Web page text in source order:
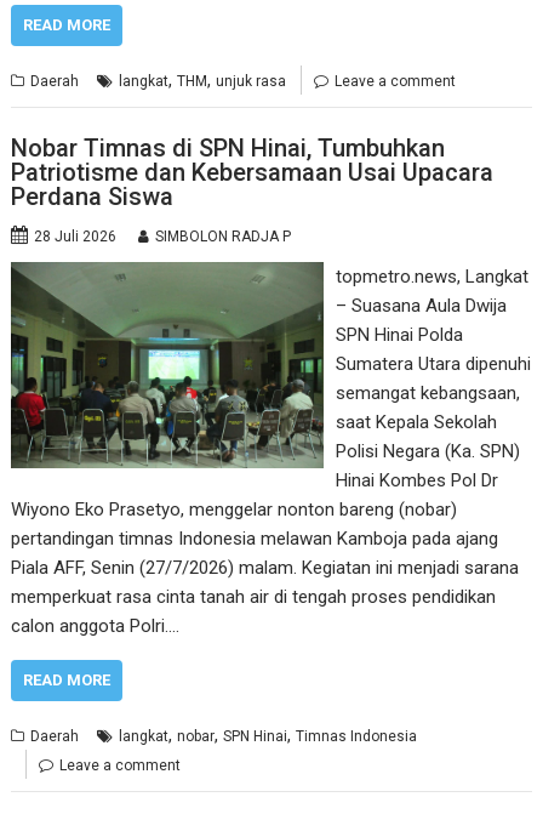
READ MORE
Daerah langkat,THM,unjuk rasa Leave a comment
Nobar Timnas di SPN Hinai, Tumbuhkan
Patriotisme dan Kebersamaan Usai Upacara
Perdana Siswa
28 Juli 2026 SIMBOLON RADJA P
topmetro.news, Langkat
– Suasana Aula Dwija
SPN Hinai Polda
Sumatera Utara dipenuhi
semangat kebangsaan,
saat Kepala Sekolah
Polisi Negara (Ka. SPN)
Hinai Kombes Pol Dr
Wiyono Eko Prasetyo, menggelar nonton bareng (nobar)
pertandingan timnas Indonesia melawan Kamboja pada ajang
Piala AFF, Senin (27/7/2026) malam. Kegiatan ini menjadi sarana
memperkuat rasa cinta tanah air di tengah proses pendidikan
calon anggota Polri.…
READ MORE
Daerah langkat,nobar,SPN Hinai,Timnas Indonesia
Leave a comment